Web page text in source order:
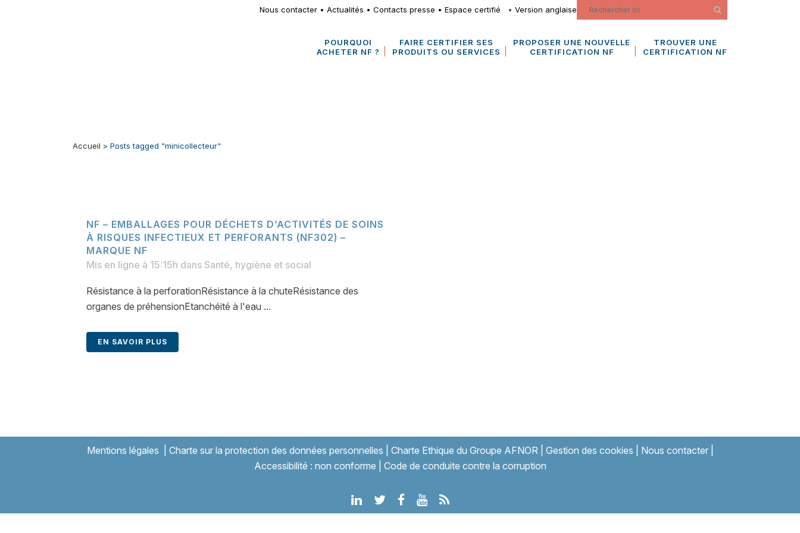
Nous contacter •Actualités •Contacts presse •Espace certifié •Version anglaise
POURQUOI
ACHETER NF ?
FAIRE CERTIFIER SES
PRODUITS OU SERVICES
PROPOSER UNE NOUVELLE
CERTIFICATION NF
TROUVER UNE
CERTIFICATION NF
Accueil > Posts tagged "minicollecteur"
NF – EMBALLAGES POUR DÉCHETS D’ACTIVITÉS DE SOINS
À RISQUES INFECTIEUX ET PERFORANTS (NF302) –
MARQUE NF
Mis en ligne à 15:15h dans Santé, hygiène et social
Résistance à la perforationRésistance à la chuteRésistance des
organes de préhensionEtanchéité à l'eau ...
EN SAVOIR PLUS
Mentions légales Charte sur la protection des données personnelles Charte Ethique du Groupe AFNOR| Gestion des cookies Nous contacter|
Accessibilité : non conforme
Code de conduite contre la corruption